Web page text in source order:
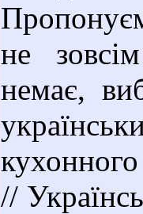
не
немає,
//